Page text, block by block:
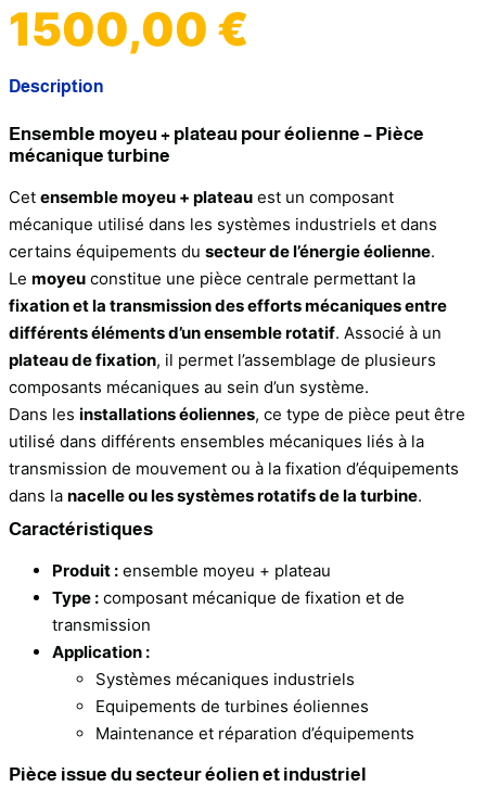
1500,00 €
Description
Ensemble moyeu + plateau pour éolienne – Pièce
mécanique turbine
Cet ensemble moyeu + plateau est un composant
mécanique utilisé dans les systèmes industriels et dans
certains équipements du secteur de l’énergie éolienne.
Le moyeu constitue une pièce centrale permettant la
fixation et la transmission des efforts mécaniques entre
différents éléments d’un ensemble rotatif. Associé à un
plateau de fixation, il permet l’assemblage de plusieurs
composants mécaniques au sein d’un système.
Dans les installations éoliennes, ce type de pièce peut être
utilisé dans différents ensembles mécaniques liés à la
transmission de mouvement ou à la fixation d’équipements
dans la nacelle ou les systèmes rotatifs de la turbine.
Caractéristiques
Produit : ensemble moyeu + plateau
Type : composant mécanique de fixation et de
transmission
Application :
Systèmes mécaniques industriels
Equipements de turbines éoliennes
Maintenance et réparation d’équipements
Pièce issue du secteur éolien et industriel